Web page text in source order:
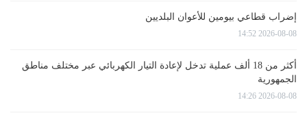
إضراب قطاعي بيومين للأعوان البلديين
2026-08-08 14:52
أكثر من 18 ألف عملية تدخل لإعادة التيار الكهربائي عبر مختلف مناطق
الجمهورية
2026-08-08 14:26